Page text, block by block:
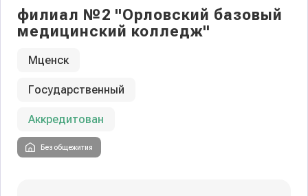
филиал №2 "Орловский базовый
медицинский колледж"
Мценск
Государственный
Аккредитован
Без общежития